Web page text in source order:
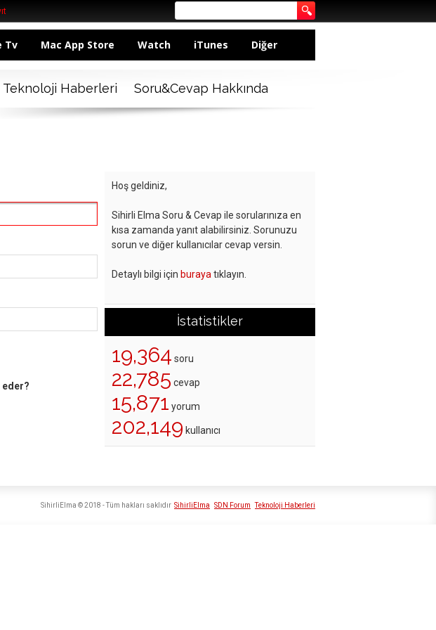
Tv Mac App Store Watch iTunes Diğer
Teknoloji Haberleri Soru&Cevap Hakkında
Hoş geldiniz,
Sihirli Elma Soru & Cevap ile sorularınıza en
kısa zamanda yanıt alabilirsiniz. Sorunuzu
sorun ve diğer kullanıcılar cevap versin.
Detaylı bilgi için buraya tıklayın.
İstatistikler
19,364 soru
22,785 cevap
15,871 yorum
202,149 kullanıcı
SihirliElma SDN Forum Teknoloji Haberleri
SihirliElma © 2018 - Tüm hakları saklıdır